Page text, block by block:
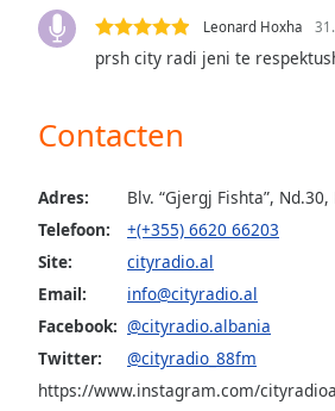
settings
dialog
subtitles
selected
Picture-
Picture
Fullscreen
modal
Leonard Hoxha
prsh city radi jeni te
Contacten
Adres:
Blv. “Gjergj Fishta”,
Telefoon:
+(+355) 6620 66203
Site:
cityradio.al
Email:
info@cityradio.al
Facebook: @cityradio.albania
Twitter:
@cityradio_88fm
https://www.instagram.com/